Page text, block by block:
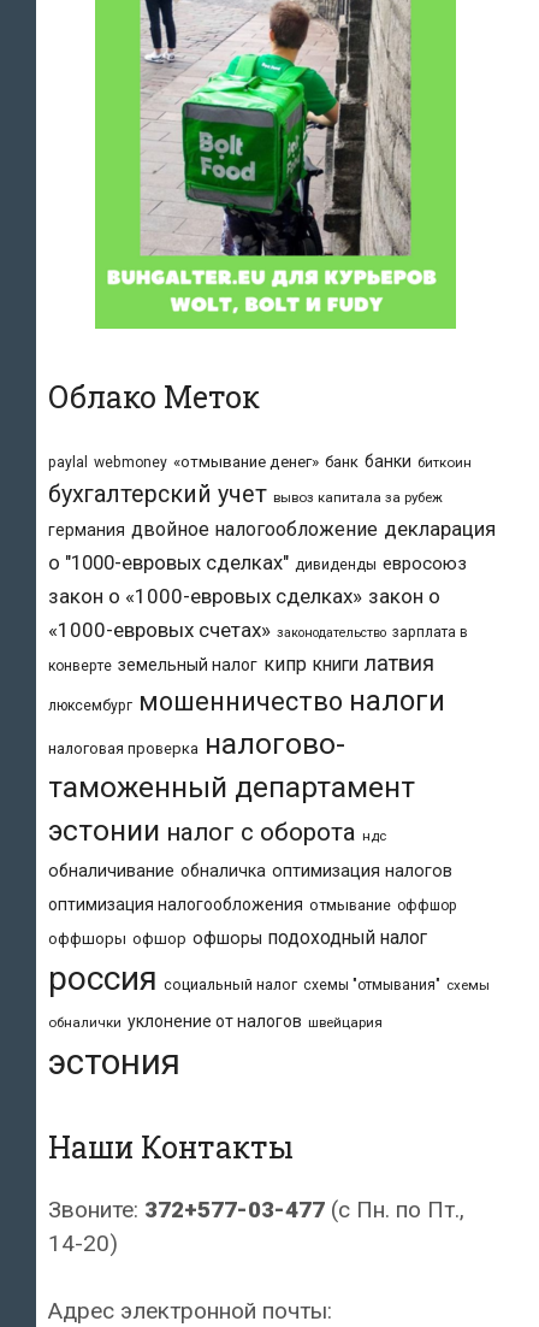
Облако Меток
paylal webmoney «отмывание денег» банк банки биткоин
бухгалтерский учет вывоз капитала за рубеж
германия двойное налогообложение декларация
о "1000-евровых сделках" дивиденды евросоюз
закон о «1000-евровых сделках» закон о
«1000-евровых счетах» законодательство зарплата в
конверте земельный налог кипр книги латвия
люксембург мошенничество налоги
налоговая проверка налогово-
таможенный департамент
эстонии налог с оборота ндс
обналичивание обналичка оптимизация налогов
оптимизация налогообложения отмывание оффшор
оффшоры офшор офшоры подоходный налог
россия социальный налог схемы "отмывания" схемы
обналички уклонение от налогов швейцария
эстония
Наши Контакты
Звоните: 372+577-03-477 (с Пн. по Пт.,
14-20)
Адрес электронной почты: